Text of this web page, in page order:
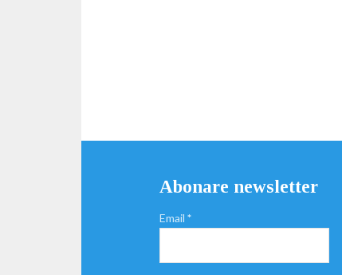
Abonare newsletter
Email *